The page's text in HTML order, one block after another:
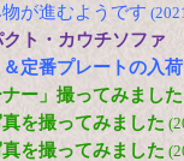
が進むようです
クト・カウチソファ
定番プレートの入
ー」撮ってみました
を撮ってみました
を撮ってみました